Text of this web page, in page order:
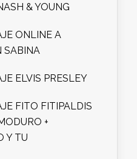
& YOUNG
ONLINE A
SABINA
ELVIS PRESLEY
FITO FITIPALDIS
+
Y TU